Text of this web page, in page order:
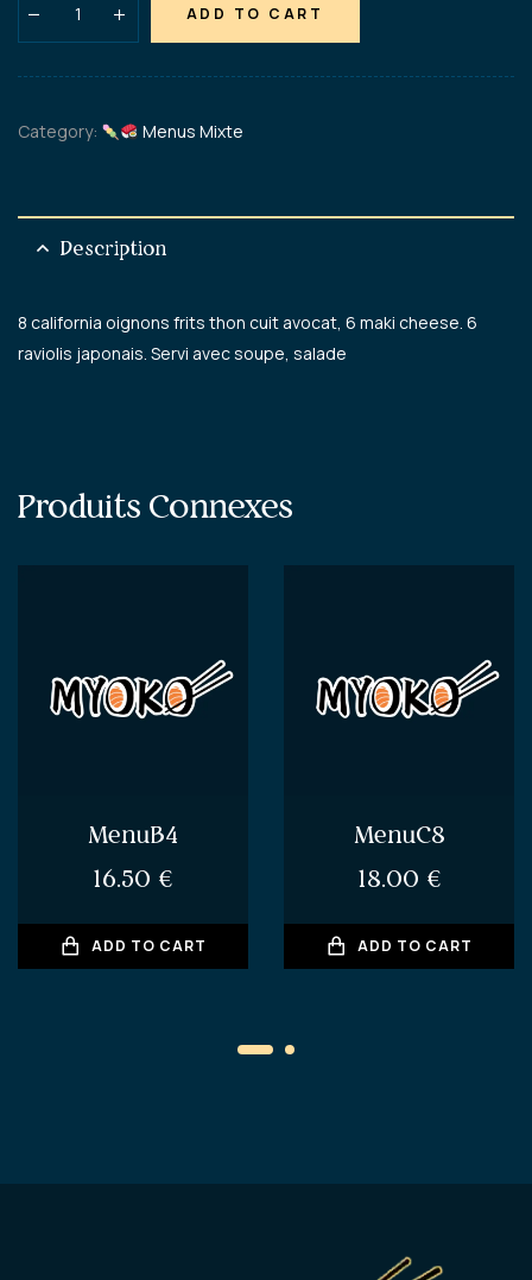
ADD TO CART
Category: Menus Mixte
Description
8 california oignons frits thon cuit avocat, 6 maki cheese. 6
raviolis japonais. Servi avec soupe, salade
Produits Connexes
MenuB4
16.50 €
ADD TO CART
MenuC8
18.00 €
ADD TO CART